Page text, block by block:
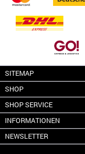
SITEMAP
SHOP
SHOP SERVICE
INFORMATIONEN
NEWSLETTER